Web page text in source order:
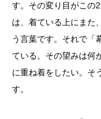
す。その変り目がこの
は、着ている上にまた
う言葉です。それで「
ている。その望みは何
に重ね着をしたい。そ
す。